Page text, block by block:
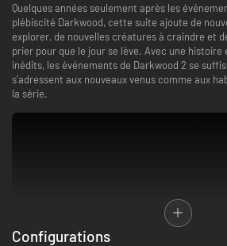
Quelques années seulement après les
plébiscité Darkwood, cette suite ajoute de
explorer, de nouvelles créatures à craindre et
prier pour que le jour se lève. Avec une histoire
inédits, les événements de Darkwood 2 se
s'adressent aux nouveaux venus comme aux
la série.
Au lendemain de l'effondrement de l'Union
mer d'Aral est devenu le théâtre d'une
Configurations